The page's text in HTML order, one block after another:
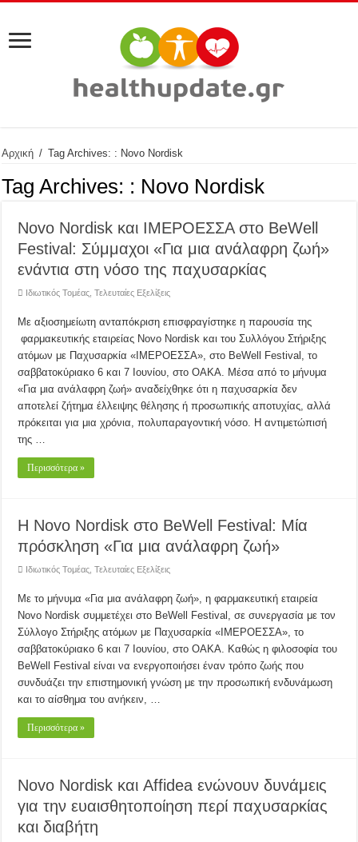
Αρχική / Tag Archives: : Novo Nordisk
Tag Archives: : Novo Nordisk
Novo Nordisk και ΙΜΕΡΟΕΣΣΑ στο BeWell
Festival: Σύμμαχοι «Για μια ανάλαφρη ζωή»
ενάντια στη νόσο της παχυσαρκίας
Ιδιωτικός Τομέας ,Τελευταίες Εξελίξεις
Με αξιοσημείωτη ανταπόκριση επισφραγίστηκε η παρουσία της
φαρμακευτικής εταιρείας Novo Nordisk και του Συλλόγου Στήριξης
ατόμων με Παχυσαρκία «ΙΜΕΡΟΕΣΣΑ», στο BeWell Festival, το
σαββατοκύριακο 6 και 7 Ιουνίου, στο ΟΑΚΑ. Μέσα από το μήνυμα
«Για μια ανάλαφρη ζωή» αναδείχθηκε ότι η παχυσαρκία δεν
αποτελεί ζήτημα έλλειψης θέλησης ή προσωπικής αποτυχίας, αλλά
πρόκειται για μια χρόνια, πολυπαραγοντική νόσο. Η αντιμετώπισή
της …
Περισσότερα »
Η Novo Nordisk στο BeWell Festival: Μία
πρόσκληση «Για μια ανάλαφρη ζωή»
Ιδιωτικός Τομέας ,Τελευταίες Εξελίξεις
Με το μήνυμα «Για μια ανάλαφρη ζωή», η φαρμακευτική εταιρεία
Novo Nordisk συμμετέχει στο BeWell Festival, σε συνεργασία με τον
Σύλλογο Στήριξης ατόμων με Παχυσαρκία «ΙΜΕΡΟΕΣΣΑ», το
σαββατοκύριακο 6 και 7 Ιουνίου, στο ΟΑΚΑ. Καθώς η φιλοσοφία του
BeWell Festival είναι να ενεργοποιήσει έναν τρόπο ζωής που
συνδυάζει την επιστημονική γνώση με την προσωπική ενδυνάμωση
και το αίσθημα του ανήκειν, …
Περισσότερα »
Novo Nordisk και Affidea ενώνουν δυνάμεις
για την ευαισθητοποίηση περί παχυσαρκίας
και διαβήτη